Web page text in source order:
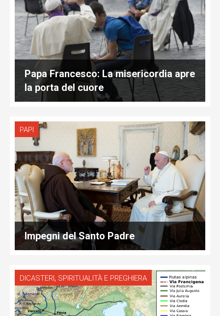
Papa Francesco: La misericordia apre
la porta del cuore
PAPI
Impegni del Santo Padre
DICASTERI, SPIRITUALITÀ E PREGHIERA